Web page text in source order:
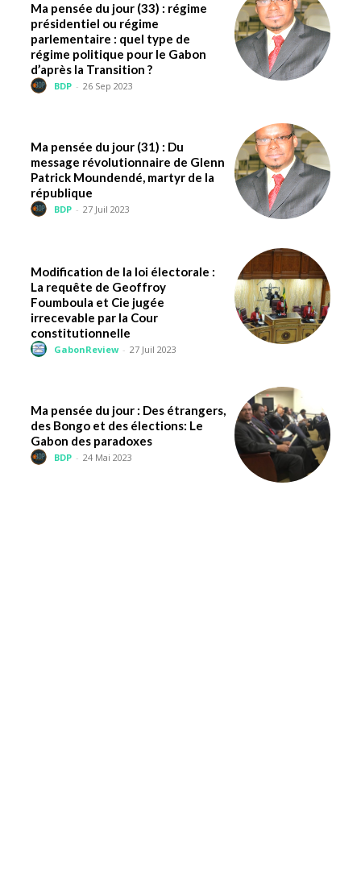
Ma pensée du jour (33) : régime
présidentiel ou régime
parlementaire : quel type de
régime politique pour le Gabon
d’après la Transition ?
BDP - 26 Sep 2023
Ma pensée du jour (31) : Du
message révolutionnaire de Glenn
Patrick Moundendé, martyr de la
république
BDP - 27 Juil 2023
Modification de la loi électorale :
La requête de Geoffroy
Foumboula et Cie jugée
irrecevable par la Cour
constitutionnelle
GabonReview - 27 Juil 2023
Ma pensée du jour : Des étrangers,
des Bongo et des élections: Le
Gabon des paradoxes
BDP - 24 Mai 2023